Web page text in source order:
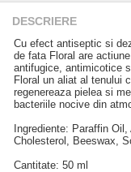
DESCRIERE
Cu efect antiseptic si
de fata Floral are
antifugice, antimicotice
Floral un aliat al tenului
regenereaza pielea si
bacteriile nocive din
Ingrediente: Paraffin
Cholesterol, Beeswax,
Cantitate: 50 ml